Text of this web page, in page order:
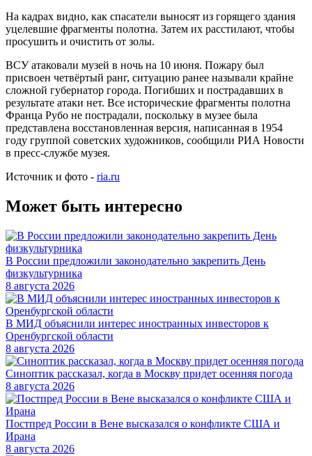
На кадрах видно, как спасатели выносят из горящего здания
уцелевшие фрагменты полотна. Затем их расстилают, чтобы
просушить и очистить от золы.
ВСУ атаковали музей в ночь на 10 июня. Пожару был
присвоен четвёртый ранг, ситуацию ранее называли крайне
сложной губернатор города. Погибших и пострадавших в
результате атаки нет. Все исторические фрагменты полотна
Франца Рубо не пострадали, поскольку в музее была
представлена восстановленная версия, написанная в 1954
году группой советских художников, сообщили РИА Новости
в пресс-службе музея.
Источник и фото - ria.ru
Может быть интересно
В России предложили законодательно закрепить День
физкультурника
8 августа 2026
В МИД объяснили интерес иностранных инвесторов к
Оренбургской области
8 августа 2026
Синоптик рассказал, когда в Москву придет осенняя погода
8 августа 2026
Постпред России в Вене высказался о конфликте США и
Ирана
8 августа 2026